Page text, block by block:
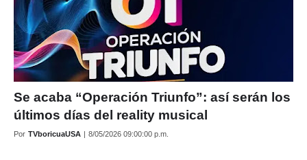
Se acaba “Operación Triunfo”: así serán los
últimos días del reality musical
Por TVboricuaUSA | 8/05/2026 09:00:00 p.m.